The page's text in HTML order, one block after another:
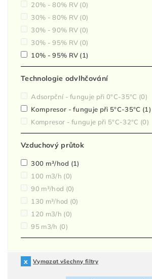
20% - 80% RV (0)
30% - 80% RV (0)
30% - 90% RV (0)
30% - 95% RV (0)
10% - 95% RV (1)
Technologie odvlhčování
Adsorpční - funguje při 0°C-35°C (0)
Kompresor - funguje při 5°C-35°C (1)
Kompresor - funguje při 5°C-32°C (0)
Vzduchový průtok
300 m³/hod (1)
100 m3/h (0)
90 m³/hod (0)
130 m³/hod (0)
120 m3/h (0)
95 m3/h (0)
Vymazat všechny filtry